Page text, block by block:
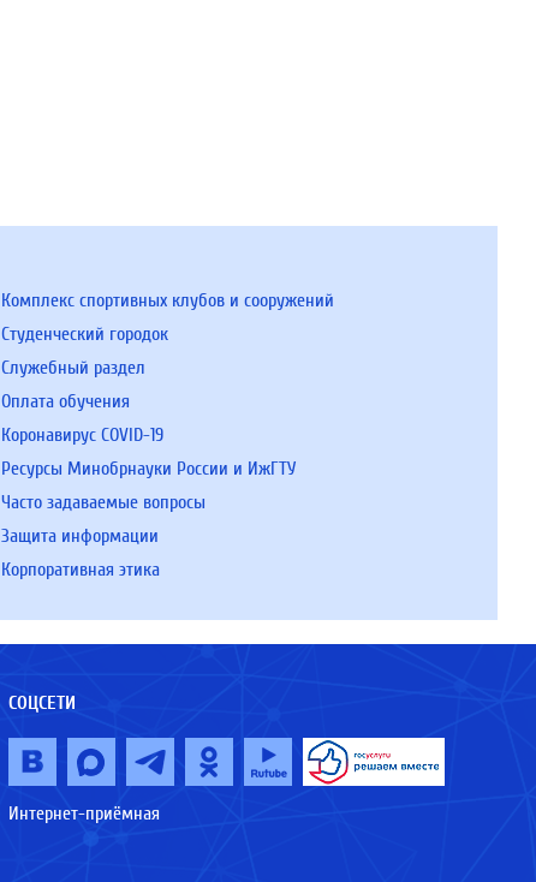
Комплекс спортивных клубов и сооружений
Студенческий городок
Служебный раздел
Оплата обучения
Коронавирус COVID-19
Ресурсы Минобрнауки России и ИжГТУ
Часто задаваемые вопросы
Защита информации
Корпоративная этика
СОЦСЕТИ
Интернет-приёмная